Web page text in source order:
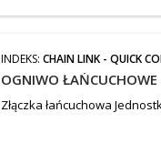
INDEKS:CHAIN LINK - QUICK
OGNIWO
Złączka łańcuchowa